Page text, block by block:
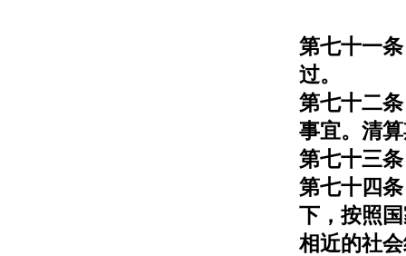
第七十一
过。
第七十二
事宜。清
第七十三
第七十四
下，按照
相近的社